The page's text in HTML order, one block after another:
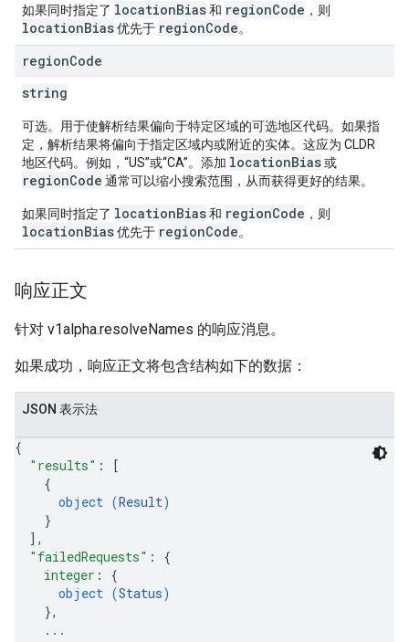
如果同时指定了 locationBias和 regionCode ，则
locationBias优先于 regionCode。
regionCode
string
可选。用于使解析结果偏向于特定区域的可选地区代码。如果指
定，解析结果将偏向于指定区域内或附近的实体。这应为 CLDR
地区代码。例如，“US”或“CA”。添加 locationBias或
regionCode 通常可以缩小搜索范围，从而获得更好的结果。
如果同时指定了 locationBias和 regionCode ，则
locationBias优先于 regionCode。
响应正文
针对 v1alpha.resolveNames 的响应消息。
如果成功，响应正文将包含结构如下的数据：
JSON 表示法
{
"results" :
[
{
object (Result)
}
] ,
"failedRequests" : {
integer : {
object (Status)
},
...